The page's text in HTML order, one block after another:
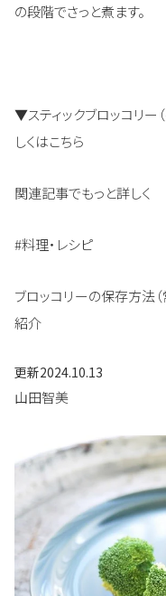
の段階でさっと煮ます。
▼スティックブロッコリー
しくはこちら
関連記事でもっと詳しく
#料理・レシピ
ブロッコリーの保存方法
紹介
更新2024.10.13
山田智美